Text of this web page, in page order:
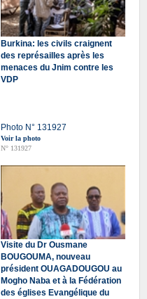
Burkina: les civils craignent
des représailles après les
menaces du Jnim contre les
VDP
Photo N° 131927
Voir la photo
N° 131927
Visite du Dr Ousmane
BOUGOUMA, nouveau
président OUAGADOUGOU au
Mogho Naba et à la Fédération
des églises Evangélique du